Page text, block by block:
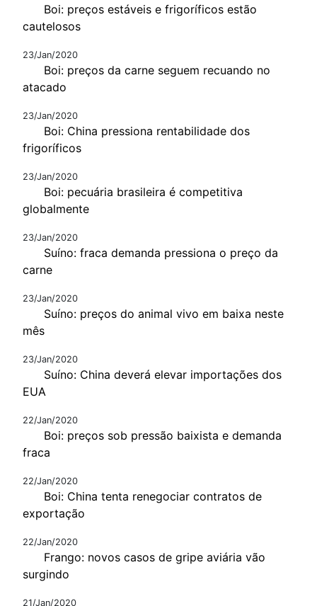
Boi: preços estáveis e frigoríficos estão
cautelosos
23/Jan/2020
Boi: preços da carne seguem recuando no
atacado
23/Jan/2020
Boi: China pressiona rentabilidade dos
frigoríficos
23/Jan/2020
Boi: pecuária brasileira é competitiva
globalmente
23/Jan/2020
Suíno: fraca demanda pressiona o preço da
carne
23/Jan/2020
Suíno: preços do animal vivo em baixa neste
mês
23/Jan/2020
Suíno: China deverá elevar importações dos
EUA
22/Jan/2020
Boi: preços sob pressão baixista e demanda
fraca
22/Jan/2020
Boi: China tenta renegociar contratos de
exportação
22/Jan/2020
Frango: novos casos de gripe aviária vão
surgindo
21/Jan/2020